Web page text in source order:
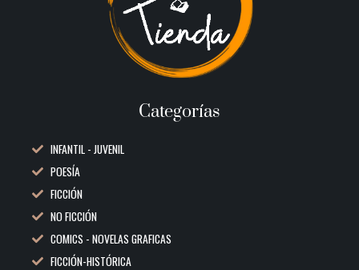
Categorías
INFANTIL - JUVENIL
POESÍA
FICCIÓN
NO FICCIÓN
COMICS - NOVELAS GRAFICAS
FICCIÓN-HISTÓRICA